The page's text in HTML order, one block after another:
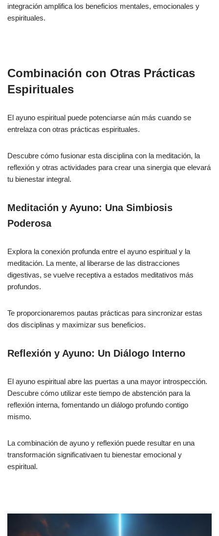
integración amplifica los beneficios mentales, emocionales y
espirituales.
Combinación con Otras Prácticas
Espirituales
El ayuno espiritual puede potenciarse aún más cuando se
entrelaza con otras prácticas espirituales.
Descubre cómo fusionar esta disciplina con la meditación, la
reflexión y otras actividades para crear una sinergia que elevará
tu bienestar integral.
Meditación y Ayuno: Una Simbiosis
Poderosa
Explora la conexión profunda entre el ayuno espiritual y la
meditación. La mente, al liberarse de las distracciones
digestivas, se vuelve receptiva a estados meditativos más
profundos.
Te proporcionaremos pautas prácticas para sincronizar estas
dos disciplinas y maximizar sus beneficios.
Reflexión y Ayuno: Un Diálogo Interno
El ayuno espiritual abre las puertas a una mayor introspección.
Descubre cómo utilizar este tiempo de abstención para la
reflexión interna, fomentando un diálogo profundo contigo
mismo.
La combinación de ayuno y reflexión puede resultar en una
transformación significativaen tu bienestar emocional y
espiritual.